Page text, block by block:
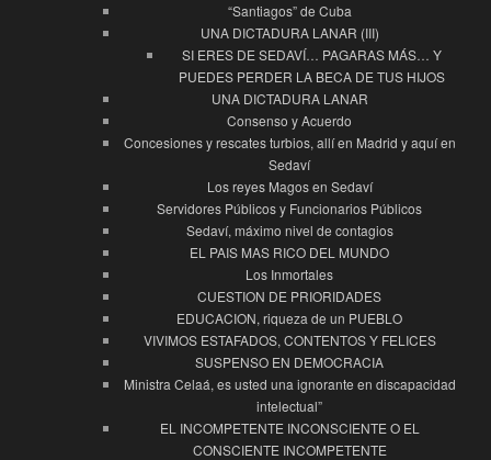
“Santiagos” de Cuba
UNA DICTADURA LANAR (III)
SI ERES DE SEDAVÍ… PAGARAS MÁS… Y
PUEDES PERDER LA BECA DE TUS HIJOS
UNA DICTADURA LANAR
Consenso y Acuerdo
Concesiones y rescates turbios, allí en Madrid y aquí en
Sedaví
Los reyes Magos en Sedaví
Servidores Públicos y Funcionarios Públicos
Sedaví, máximo nivel de contagios
EL PAIS MAS RICO DEL MUNDO
Los Inmortales
CUESTION DE PRIORIDADES
EDUCACION, riqueza de un PUEBLO
VIVIMOS ESTAFADOS, CONTENTOS Y FELICES
SUSPENSO EN DEMOCRACIA
Ministra Celaá, es usted una ignorante en discapacidad
intelectual”
EL INCOMPETENTE INCONSCIENTE O EL
CONSCIENTE INCOMPETENTE